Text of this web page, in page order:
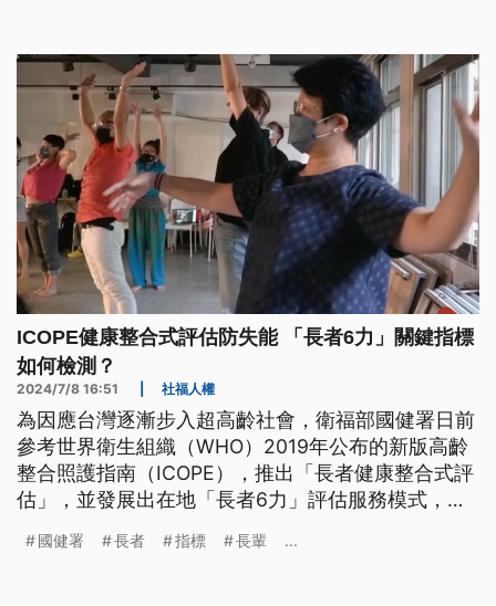
ICOPE健康整合式評估防失能 「長者6力」關鍵指標
如何檢測？
2024/7/8 16:51 社福人權
為因應台灣逐漸步入超高齡社會，衛福部國健署日前
參考世界衛生組織（WHO）2019年公布的新版高齡
整合照護指南（ICOPE），推出「長者健康整合式評
估」，並發展出在地「長者6力」評估服務模式，截
「長者6力」評估如何進行？參與者又可以獲得哪些
國健署 長者 指標 長輩 ...